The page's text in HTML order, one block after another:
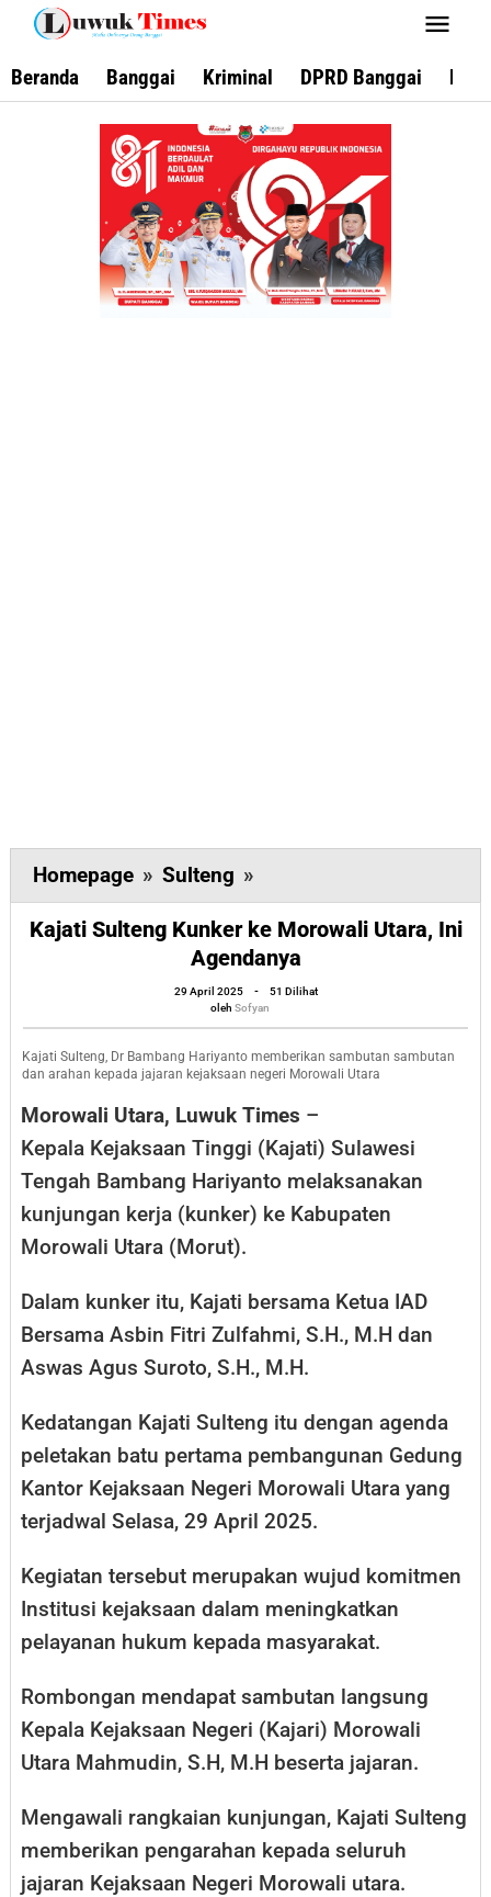
Lewati
konten
Beranda Banggai Kriminal DPRD Banggai
Homepage » Sulteng »
Sulteng
Kunker
ke
Morowali
Utara,
Ini
Agendanya
Kajati Sulteng Kunker ke Morowali Utara, Ini
Agendanya
29 April 2025
oleh
Sofyan
-
51 Dilihat
oleh Sofyan
Kajati Sulteng, Dr Bambang Hariyanto memberikan sambutan sambutan
dan arahan kepada jajaran kejaksaan negeri Morowali Utara
Morowali Utara, Luwuk Times –
Kepala Kejaksaan Tinggi (Kajati) Sulawesi
Tengah Bambang Hariyanto melaksanakan
kunjungan kerja (kunker) ke Kabupaten
Morowali Utara (Morut).
Dalam kunker itu, Kajati bersama Ketua IAD
Bersama Asbin Fitri Zulfahmi, S.H., M.H dan
Aswas Agus Suroto, S.H., M.H.
Kedatangan Kajati Sulteng itu dengan agenda
peletakan batu pertama pembangunan Gedung
Kantor Kejaksaan Negeri Morowali Utara yang
terjadwal Selasa, 29 April 2025.
Kegiatan tersebut merupakan wujud komitmen
Institusi kejaksaan dalam meningkatkan
pelayanan hukum kepada masyarakat.
Rombongan mendapat sambutan langsung
Kepala Kejaksaan Negeri (Kajari) Morowali
Utara Mahmudin, S.H, M.H beserta jajaran.
Mengawali rangkaian kunjungan, Kajati Sulteng
memberikan pengarahan kepada seluruh
jajaran Kejaksaan Negeri Morowali utara.